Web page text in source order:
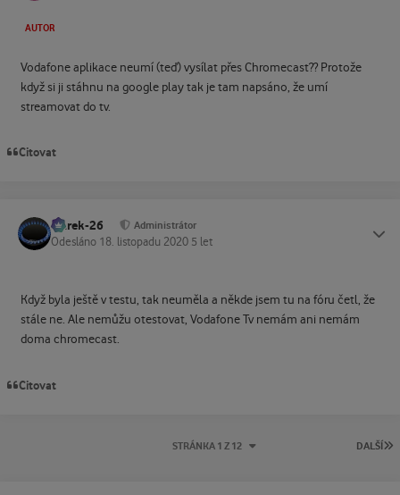
AUTOR
Vodafone aplikace neumí (teď) vysílat přes Chromecast?? Protože
když si ji stáhnu na google play tak je tam napsáno, že umí
streamovat do tv.
Citovat
Marek-26 Administrátor
Odesláno 18. listopadu 2020 5 let
Když byla ještě v testu, tak neuměla a někde jsem tu na fóru četl, že
stále ne. Ale nemůžu otestovat, Vodafone Tv nemám ani nemám
doma chromecast.
Citovat
DALŠÍ
STRÁNKA 1 Z 12